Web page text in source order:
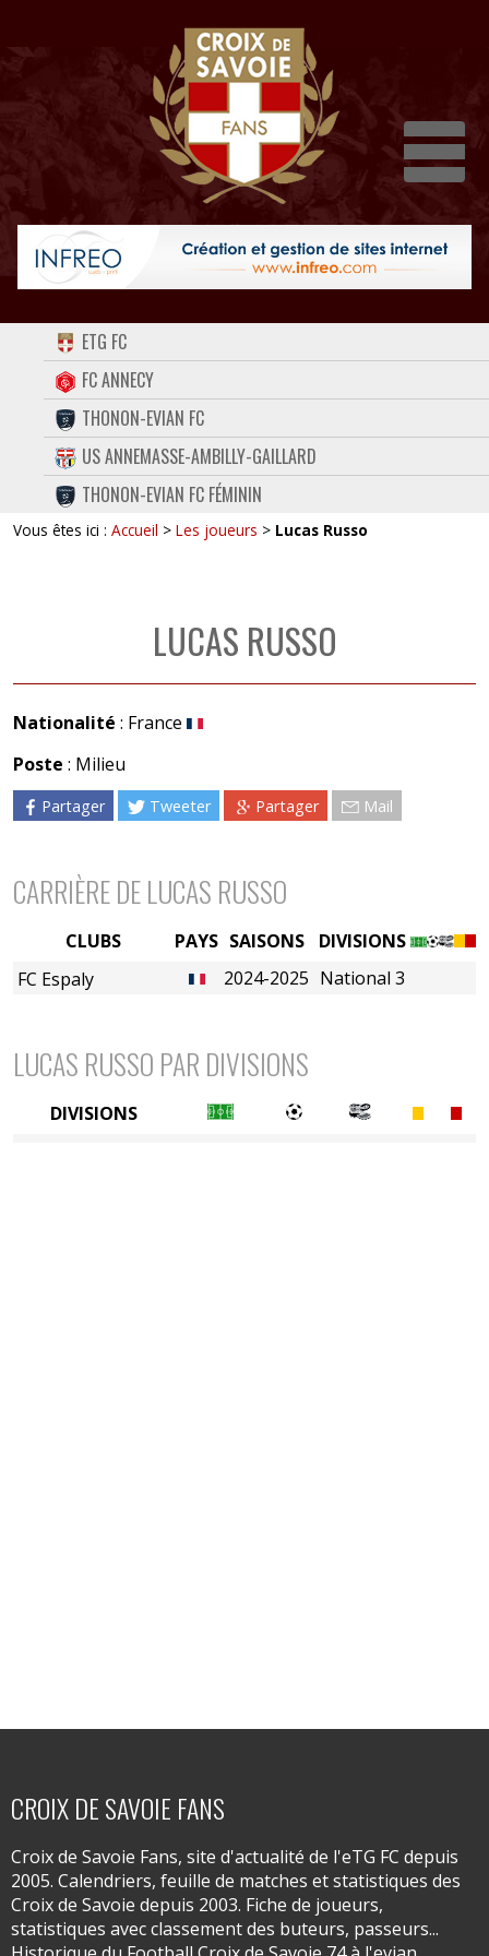
ACCUEIL
FORUM
CONTACT
FACEBOOK
TWITTER
ETG FC
FC ANNECY
THONON-EVIAN FC
US ANNEMASSE-AMBILLY-GAILLARD
THONON-EVIAN FC FÉMININ
Vous êtes ici : Accueil > Les joueurs > Lucas Russo
LUCAS RUSSO
Nationalité : France
Poste : Milieu
Partager Tweeter Partager Mail
CARRIÈRE DE LUCAS RUSSO
PAYS SAISONS
DIVISIONS
2024-2025 National 3
CLUBS
FC Espaly
LUCAS RUSSO PAR DIVISIONS
DIVISIONS
CROIX DE SAVOIE FANS
Croix de Savoie Fans, site d'actualité de l'eTG FC depuis
2005. Calendriers, feuille de matches et statistiques des
Croix de Savoie depuis 2003. Fiche de joueurs,
statistiques avec classement des buteurs, passeurs...